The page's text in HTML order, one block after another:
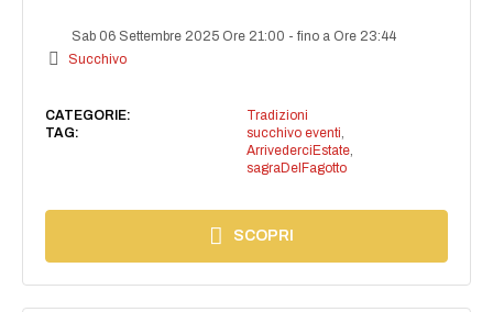
Sab 06 Settembre 2025 Ore 21:00 -fino a Ore 23:44
Succhivo
CATEGORIE:
Tradizioni
TAG:
succhivo eventi,
ArrivederciEstate,
sagraDelFagotto
SCOPRI